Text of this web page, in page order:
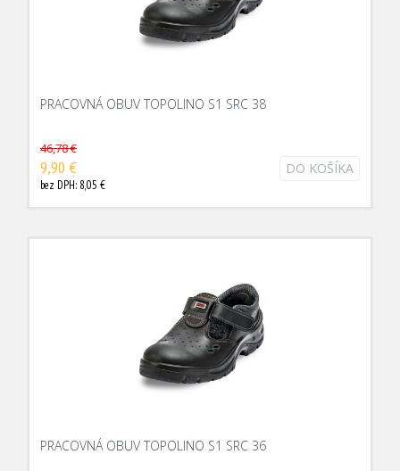
PRACOVNÁ OBUV TOPOLINO S1 SRC 38
46,78 €
9,90 €
bez DPH: 8,05 €
DO KOŠÍKA
PRACOVNÁ OBUV TOPOLINO S1 SRC 36